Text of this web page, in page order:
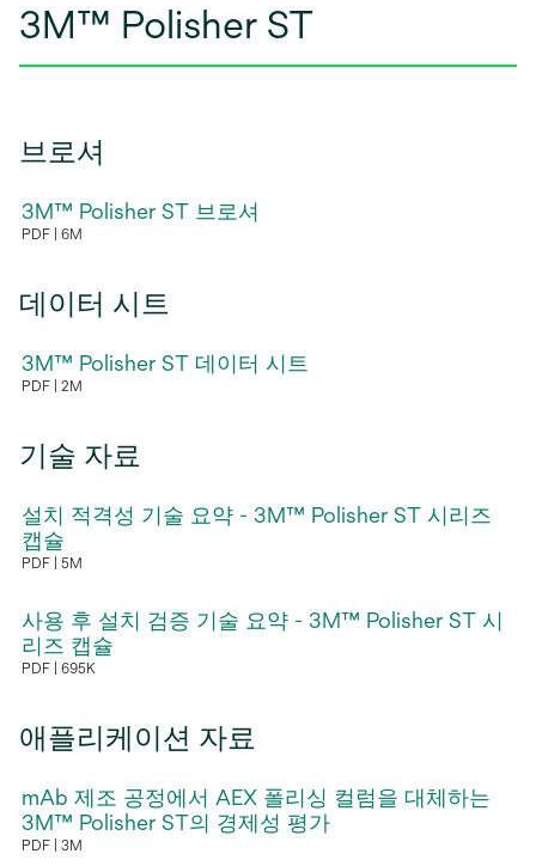
3M™ Polisher ST
브로셔
3M™ Polisher ST 브로셔
PDF 6M
에
열
데이터 시트
3M™ Polisher ST 데이터 시트
PDF 2M
에
열
림
기술 자료
설치 적격성 기술 요약 - 3M™ Polisher ST 시리즈
캡슐
PDF 5M
탭
에
서
림
사용 후 설치 검증 기술 요약 - 3M™ Polisher ST 시
리즈 캡슐
PDF 695K
에
열
림
애플리케이션 자료
mAb 제조 공정에서 AEX 폴리싱 컬럼을 대체하는
3M™ Polisher ST의 경제성 평가
PDF 3M